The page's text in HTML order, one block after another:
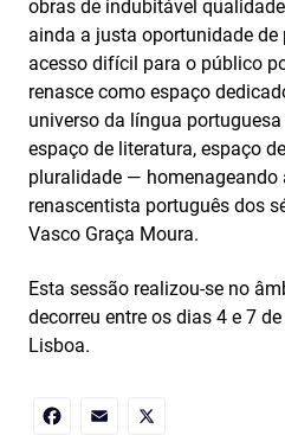
obras de indubitável
ainda a justa oportunidade
acesso difícil para o público
renasce como espaço
universo da língua
espaço de literatura, espaço
pluralidade — homenageando
renascentista português dos
Vasco Graça Moura.
Esta sessão realizou-se no
decorreu entre os dias 4 e 7
Lisboa.